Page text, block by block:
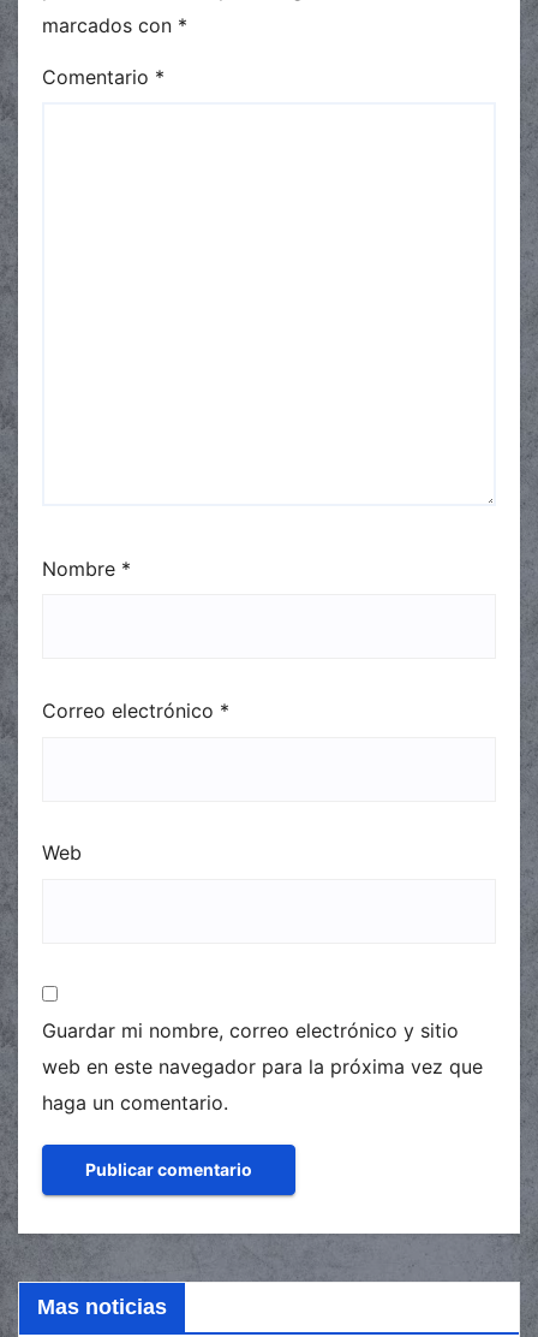
marcados con *
Comentario *
Nombre *
Correo electrónico *
Web
Guardar mi nombre, correo electrónico y sitio
web en este navegador para la próxima vez que
haga un comentario.
Mas noticias